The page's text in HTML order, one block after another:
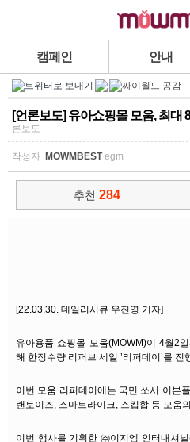
캠페인 안내
[언론보도] 유아쇼핑몰 모움, 최대
론보도
작성자 MOWMBESTegm
추천 284
[22.03.30. 데일리시큐 우진영 기자]
유아용품 쇼핑몰 모움(MOWM)이 4월2
해 한정수량 리퍼브 세일 ’리퍼데이’를 진
이번 모움 리퍼데이에는 국민 쏘서 이븐
랜토이즈, 스마트라이크, 스킵합 등 모움
이번 행사를 기획한 ㈜이지엠 인터내셔